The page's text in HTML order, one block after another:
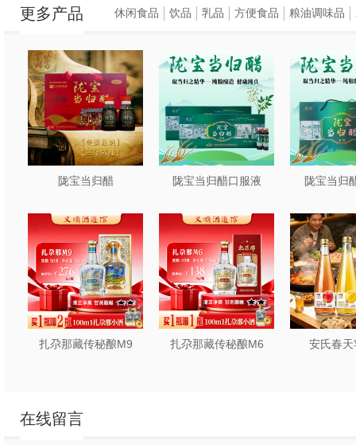
更多产品
陇宝当归醋 陇宝当归醋口服液 陇宝当归
扎尕那藏传秘酿M9 扎尕那藏传秘酿M6 安氏春天
休闲食品 饮品 乳品 方便食品 粮油调味品
在线留言